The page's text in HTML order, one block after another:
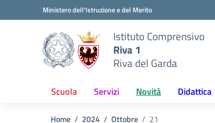
Vai ai contenuti
Vai al menu di navigazioneMinistero dell'Istruzione e del Merito
Istituto Comprensivo
Riva 1
Riva del Garda
Scuola Servizi Novità Didattica
Home 2024 Ottobre 21